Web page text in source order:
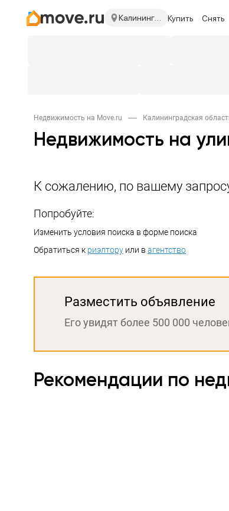
Калининградская область Купить Снять
Недвижимость на Move.ru Калининградская
Недвижимость на
К сожалению, по вашему
Попробуйте:
Изменить условия поиска в форме поиска
Обратиться к риэлтору или в агентство
Разместить объявление
Его увидят более 500 000
Рекомендации по